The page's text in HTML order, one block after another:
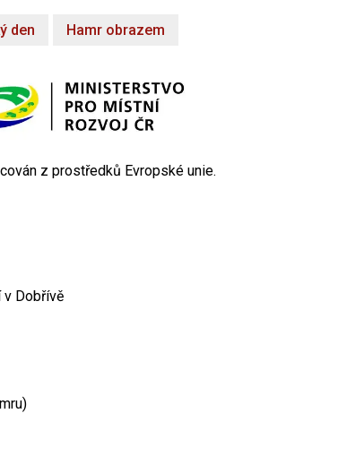
den Hamr obrazem
z prostředků Evropské unie.
Dobřívě